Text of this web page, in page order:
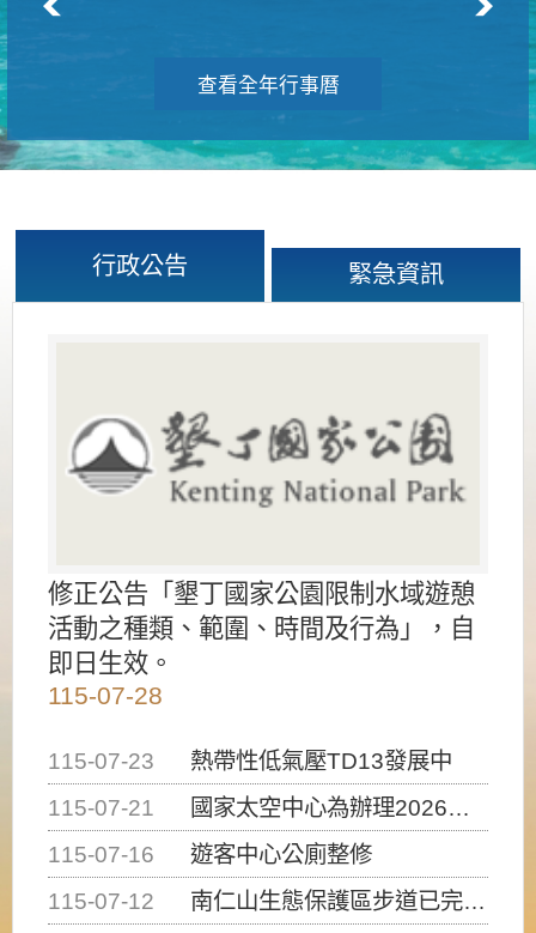
查看全年行事曆
行政公告 緊急資訊
修正公告「墾丁國家公園限制水域遊憩
活動之種類、範圍、時間及行為」，自
即日生效。
115-07-28
115-07-23
熱帶性低氣壓TD13發展中
115-07-21
國家太空中心為辦理2026台灣盃火箭競賽，陸、海、空域警戒及協調相關事宜，因颱風備案事宜
115-07-16
遊客中心公廁整修
115-07-12
南仁山生態保護區步道已完成修復，自115年7月13日（星期一）起恢復開放入園，歡迎民眾依規定申請入園....